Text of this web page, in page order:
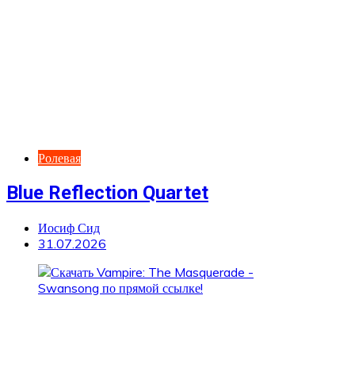
Ролевая
Blue Reflection Quartet
Иосиф Сид
31.07.2026